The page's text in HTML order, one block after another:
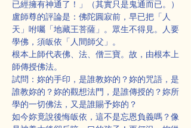
已經擁有神通了！」（其實只是鬼通而已。）
盧師尊的評論是：佛陀圓寂前，早已把「人
天」咐囑「地藏王菩薩」。眾生不得見。人要
學佛，須皈依「人間師父」。
根本上師代表佛、法、僧三寶。故，由根本上
師傳授佛法。
試問：妳的手印，是誰教妳的？妳的咒語，是
誰教妳的？妳的觀想法門，是誰傳授的？妳所
學的一切佛法，又是誰賜予妳的？
如今妳竟說後悔皈依，這不是忘恩負義嗎？像